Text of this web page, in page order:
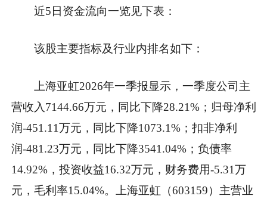
近5日资金流向一览见下表：
该股主要指标及行业内排名如下：
上海亚虹2026年一季报显示，一季度公司主
营收入7144.66万元，同比下降28.21%；归母净利
润-451.11万元，同比下降1073.1%；扣非净利
润-481.23万元，同比下降3541.04%；负债率
14.92%，投资收益16.32万元，财务费用-5.31万
元，毛利率15.04%。上海亚虹（603159）主营业